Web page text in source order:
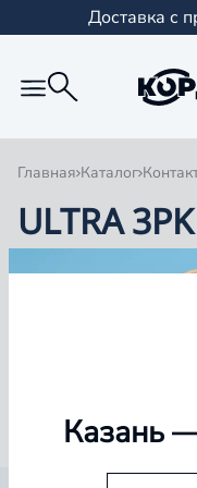
Доставка с
Главная Каталог
ULTRA 3PK
Казань—